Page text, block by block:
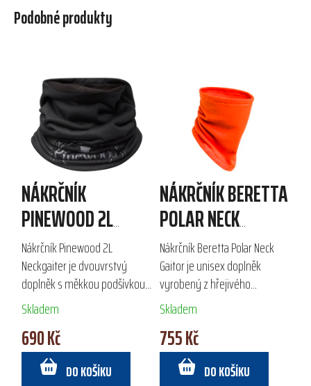
Podobné produkty
NÁKRČNÍK
PINEWOOD 2L
NECKGAITER
Nákrčník Pinewood 2L
Neckgaiter je dvouvrstvý
doplněk s měkkou podšívkou
z česaného fleecu, který
zajišťuje komfort a teplo v
chladném počasí. Lze ho
snadno přetvořit na čelenku...
Skladem
690 Kč
DO KOŠÍKU
NÁKRČNÍK BERETTA
POLAR NECK
GAITOR
Nákrčník Beretta Polar Neck
Gaitor je unisex doplněk
vyrobený z hřejivého
mikroflísu s gramáží 200
g/m2, tvořeného ze 100 %
recyklovanými vlákny
REPREVE®. Díky
protiskluzové...
Skladem
755 Kč
DO KOŠÍKU